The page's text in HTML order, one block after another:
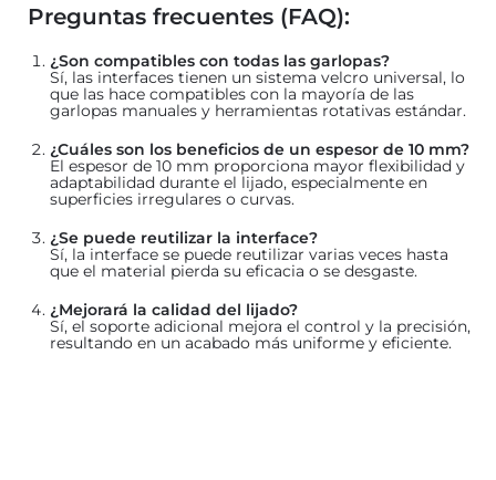
Preguntas frecuentes (FAQ):
¿Son compatibles con todas las garlopas?
Sí, las interfaces tienen un sistema velcro universal, lo
que las hace compatibles con la mayoría de las
garlopas manuales y herramientas rotativas estándar.
¿Cuáles son los beneficios de un espesor de 10 mm?
El espesor de 10 mm proporciona mayor flexibilidad y
adaptabilidad durante el lijado, especialmente en
superficies irregulares o curvas.
¿Se puede reutilizar la interface?
Sí, la interface se puede reutilizar varias veces hasta
que el material pierda su eficacia o se desgaste.
¿Mejorará la calidad del lijado?
Sí, el soporte adicional mejora el control y la precisión,
resultando en un acabado más uniforme y eficiente.